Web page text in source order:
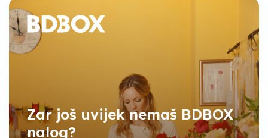
Zar još uvijek nemaš BDBOX
nalog?